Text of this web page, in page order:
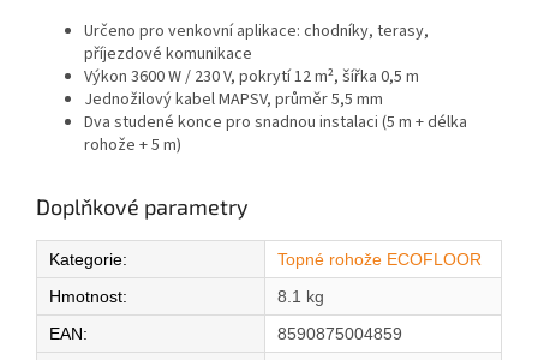
Určeno pro venkovní aplikace: chodníky, terasy,
příjezdové komunikace
Výkon 3600 W / 230 V, pokrytí 12 m², šířka 0,5 m
Jednožilový kabel MAPSV, průměr 5,5 mm
Dva studené konce pro snadnou instalaci (5 m + délka
rohože + 5 m)
Doplňkové parametry
Kategorie:
Topné rohože ECOFLOOR
Hmotnost:
8.1 kg
EAN:
8590875004859